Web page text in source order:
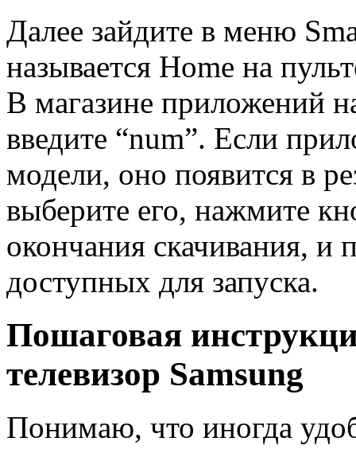
Далее зайдите в меню
называется Home на
В магазине приложений
введите “num”. Если
модели, оно появится в
выберите его, нажмите
окончания скачивания, и
доступных для запуска.
Пошаговая
телевизор Samsung
Понимаю, что иногда